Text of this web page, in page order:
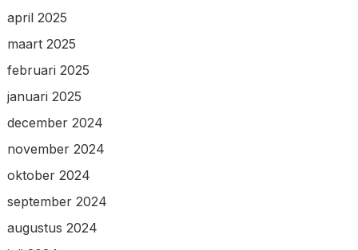
april 2025
maart 2025
februari 2025
januari 2025
december 2024
november 2024
oktober 2024
september 2024
augustus 2024